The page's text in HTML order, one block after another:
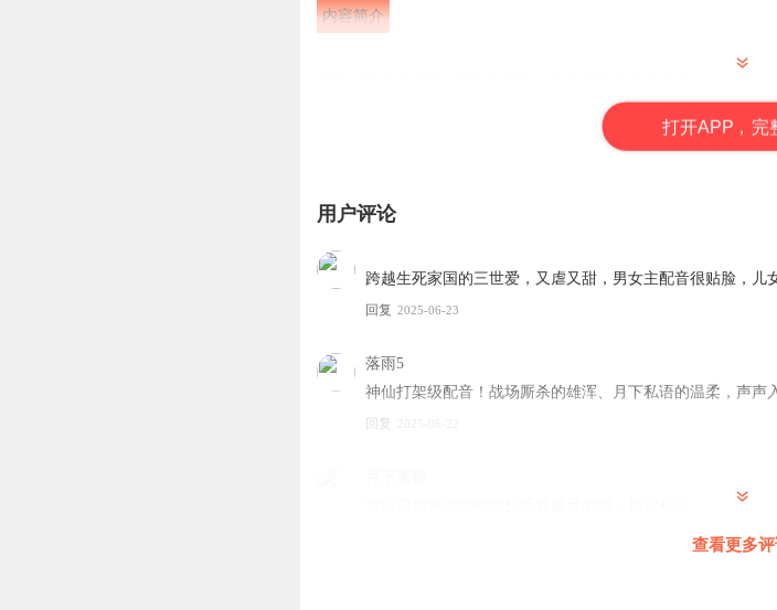
内容简介
情孰轻孰重？梦想和现实几度纠葛？有些爱断不能忘，有情人不诉
打开APP，完
用户评论
跨越生死家国的三世爱，又虐又甜，男女主配音很贴脸，儿
回复 2025-06-23
落雨5
神仙打架级配音！战场厮杀的雄浑、月下私语的温柔，声声
回复
查看更多